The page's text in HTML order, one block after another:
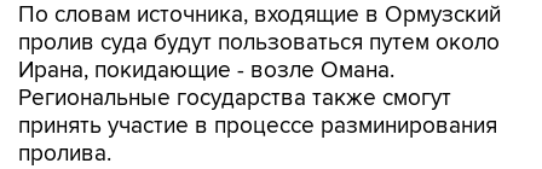
По словам источника, входящие в Ормузский
пролив суда будут пользоваться путем около
Ирана, покидающие - возле Омана.
Региональные государства также смогут
принять участие в процессе разминирования
пролива.